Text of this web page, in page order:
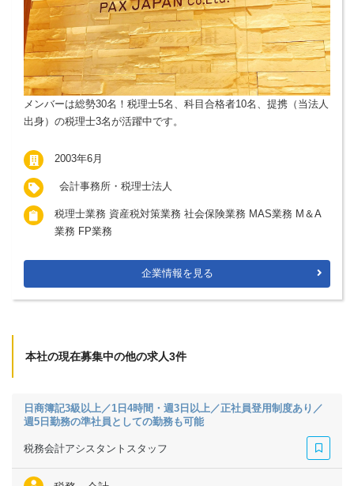
メンバーは総勢30名！税理士5名、科目合格者10名、提携（当法人
出身）の税理士3名が活躍中です。
2003年6月
会計事務所・税理士法人
税理士業務 資産税対策業務 社会保険業務 MAS業務 M＆A
業務 FP業務
企業情報を見る
本社の現在募集中の他の求人3件
日商簿記3級以上／1日4時間・週3日以上／正社員登用制度あり／
週5日勤務の準社員としての勤務も可能
税務会計アシスタントスタッフ